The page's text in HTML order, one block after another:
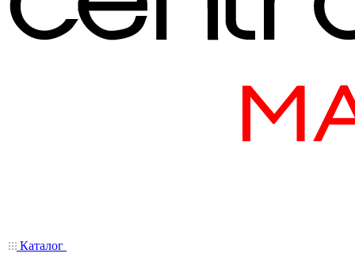
Каталог